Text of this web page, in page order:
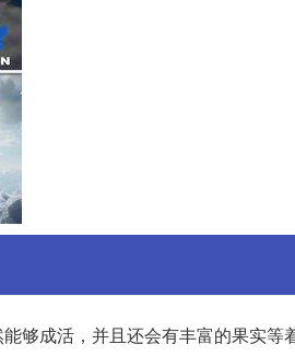
够成活，并且还会有丰富的果实等